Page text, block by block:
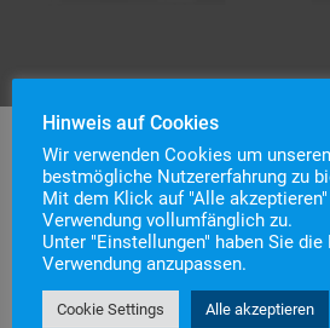
Einsatznummer
123-124
Einsatzstichwort
H1 –
Einsatzort
Alarmierungszeitpunkt5.
Hinweis auf Cookies
Wir verwenden Cookies um
bestmögliche Nutzererfahrung zu
Mit dem Klick auf "Alle
Verwendung vollumfänglich zu.
Unter "Einstellungen" haben Sie
Verwendung anzupassen.
Cookie Settings Alle akzeptieren